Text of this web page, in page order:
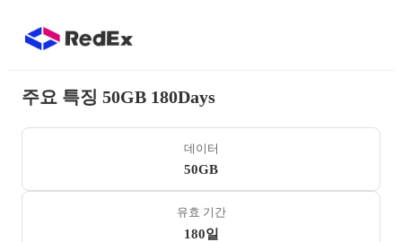
주요 특징 50GB 180Days
데이터
50GB
유효 기간
180일